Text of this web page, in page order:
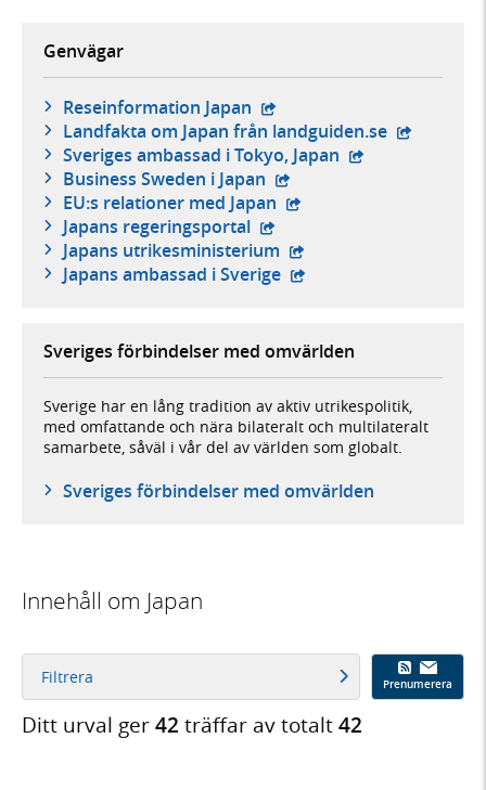
Genvägar
Reseinformation Japan - extern webbplats,
Landfakta om Japan från landguiden.se - extern
Sveriges ambassad i Tokyo, Japan - extern
Business Sweden i Japan - extern webbplats,
EU:s relationer med Japan - extern webbplats,
Japans regeringsportal - extern webbplats,
Japans utrikesministerium - extern webbplats,
Japans ambassad i Sverige - extern webbplats,
Sveriges förbindelser med omvärlden
Sverige har en lång tradition av aktiv utrikespolitik,
med omfattande och nära bilateralt och multilateralt
samarbete, såväl i vår del av världen som globalt.
Sveriges förbindelser med omvärlden
Innehåll om Japan
Filtrera Prenumerera
Ditt urval ger42 träffar av totalt42